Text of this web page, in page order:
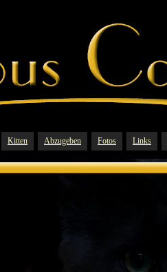
Kitten Abzugeben Fotos Links